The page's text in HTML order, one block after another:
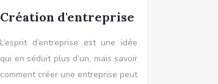
Création d'entreprise
L’esprit d’entreprise est une idée
qui en séduit plus d’un, mais savoir
comment créer une entreprise peut